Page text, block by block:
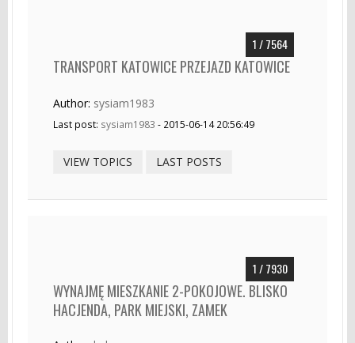
1 / 7564
TRANSPORT KATOWICE PRZEJAZD KATOWICE
Author: sysiam1983
Last post: sysiam1983 - 2015-06-14 20:56:49
VIEW TOPICS LAST POSTS
1 / 7930
WYNAJMĘ MIESZKANIE 2-POKOJOWE. BLISKO
HACJENDA, PARK MIEJSKI, ZAMEK